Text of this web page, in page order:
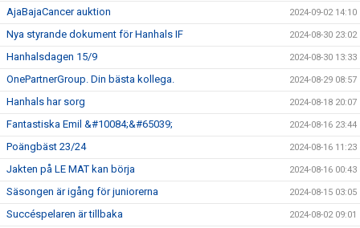
AjaBajaCancer auktion 2024-09-02 14:10
Nya styrande dokument för Hanhals IF 2024-08-30 23:02
Hanhalsdagen 15/9 2024-08-30 13:33
OnePartnerGroup. Din bästa kollega. 2024-08-29 08:57
Hanhals har sorg 2024-08-18 20:07
Fantastiska Emil &#10084;&#65039; 2024-08-16 23:44
Poängbäst 23/24 2024-08-16 11:23
Jakten på LE MAT kan börja 2024-08-16 00:43
Säsongen är igång för juniorerna 2024-08-15 03:05
Succéspelaren är tillbaka 2024-08-02 09:01